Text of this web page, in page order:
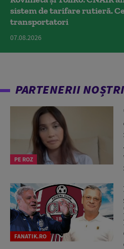
sistem de tarifare rutieră.
transportatori
07.08.2026
PARTENERII NOȘTRI
PE ROZ
FANATIK.RO